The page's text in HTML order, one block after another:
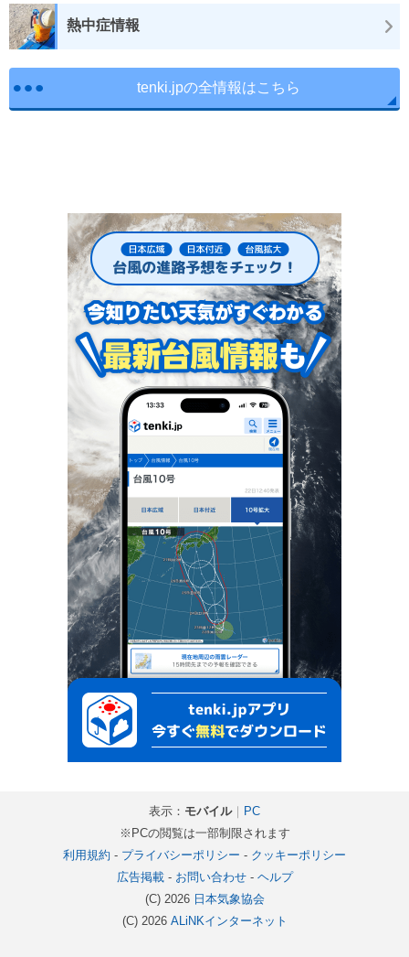
熱中症情報
tenki.jpの全情報はこちら
表示： モバイル｜ PC
※PCの閲覧は一部制限されます
利用規約 - プライバシーポリシー - クッキーポリシー
広告掲載- お問い合わせ- ヘルプ
(C) 2026 日本気象協会
(C) 2026 ALiNKインターネット